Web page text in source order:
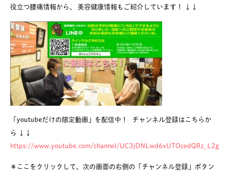
役立つ腰痛情報から、 美容健康情報もご紹介しています！ ↓↓
「youtubeだけの限定動画」を配信中！ チャンネル登録はこちらか
ら ↓↓
https://www.youtube.com/channel/UC3jDNLwd6xUTOcedQRz_L2g
＊ここをクリックして、次の画面の右側の「チャンネル登録」ボタン